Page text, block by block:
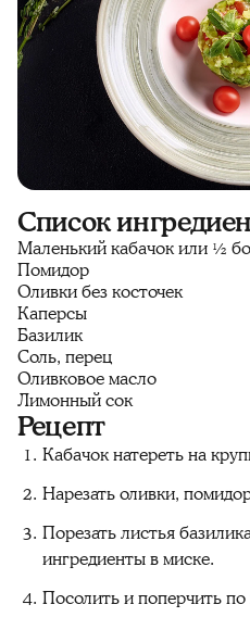
Список
Маленький кабачок или ½
Помидор
Оливки без косточек
Каперсы
Базилик
Соль, перец
Оливковое масло
Лимонный сок
Рецепт
Кабачок натереть на
Нарезать оливки,
Порезать листья
ингредиенты в миске.
Посолить и поперчить